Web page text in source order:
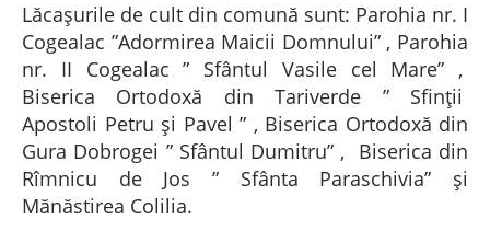
Lăcașurile de cult din comună sunt: Parohia nr. I
Cogealac ”Adormirea Maicii Domnului” , Parohia
nr. II Cogealac ” Sfântul Vasile cel Mare” ,
Biserica Ortodoxă din Tariverde ” Sfinții
Apostoli Petru și Pavel ” , Biserica Ortodoxă din
Gura Dobrogei ” Sfântul Dumitru” , Biserica din
Rîmnicu de Jos ” Sfânta Paraschivia” și
Mănăstirea Colilia.